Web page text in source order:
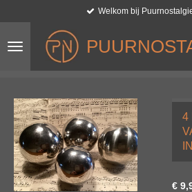
naar
hoofdinhoud
Welkom bij
4
€